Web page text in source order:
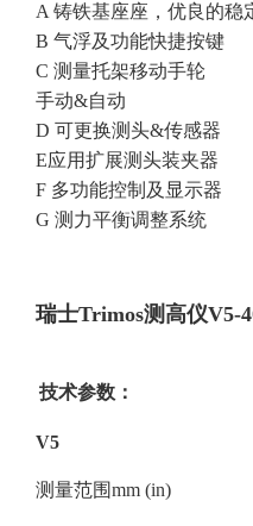
A 铸铁基座座，优良的稳
B 气浮及功能快捷按键
C 测量托架移动手轮
手动&自动
D 可更换测头&传感器
E应用扩展测头装夹器
F 多功能控制及显示器
G 测力平衡调整系统
瑞士Trimos测高仪V5-
技术参数：
V5
测量范围mm (in)